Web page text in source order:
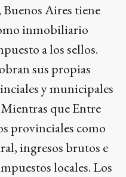
Buenos Aires tiene
inmobiliario
a los sellos.
sus propias
y municipales
que Entre
provinciales como
ingresos brutos e
locales. Los